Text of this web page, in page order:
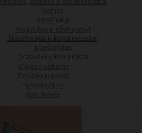
Kelnės
Smėlinukai
Megztukai ir džemperiai
Šliaužtinukai ir kombinezonai
Marškinėliai
Drabužėlių komplektai
Knygos vaikams
Dovanų kuponai
Išparduotuvė
Apie Avietę